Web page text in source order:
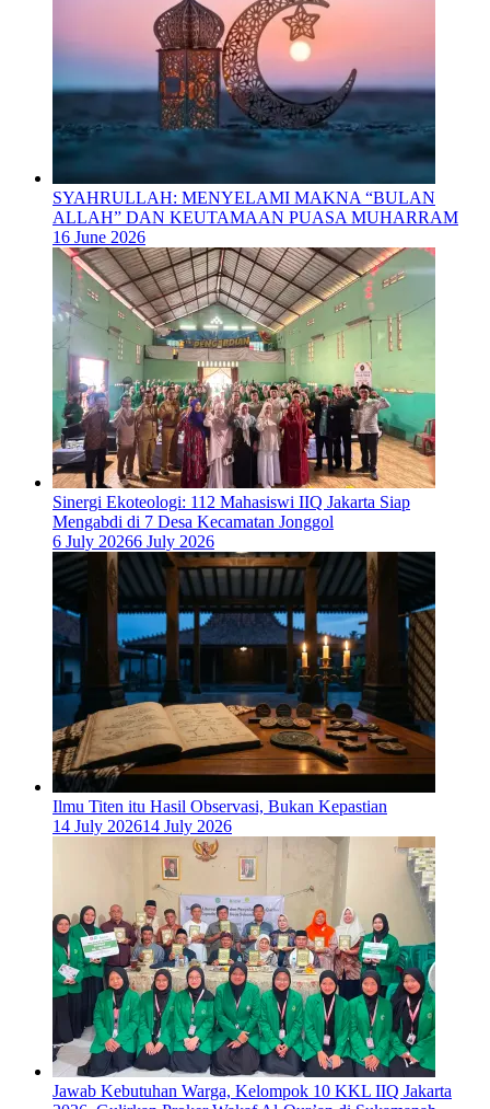
SYAHRULLAH: MENYELAMI MAKNA “BULAN
ALLAH” DAN KEUTAMAAN PUASA MUHARRAM
16 June 2026
‎Sinergi Ekoteologi: 112 Mahasiswi IIQ Jakarta Siap
Mengabdi di 7 Desa Kecamatan Jonggol
6 July 20266 July 2026
Ilmu Titen itu Hasil Observasi, Bukan Kepastian
14 July 202614 July 2026
Jawab Kebutuhan Warga, Kelompok 10 KKL IIQ Jakarta